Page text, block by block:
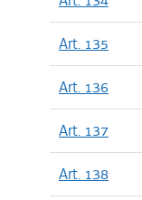
Art. 135
Art. 136
Art. 137
Art. 138